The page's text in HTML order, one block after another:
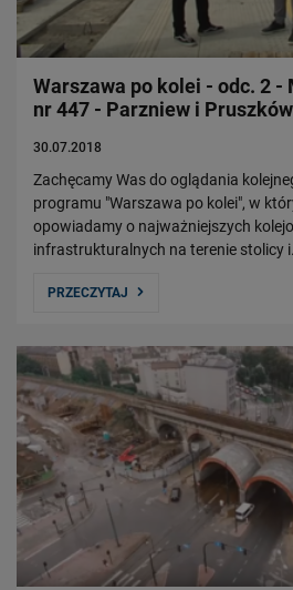
Warszawa po kolei - odc. 2
nr 447 - Parzniew i Pruszków
30.07.2018
Zachęcamy Was do oglądania
programu "Warszawa po kolei", w
opowiadamy o najważniejszych
infrastrukturalnych na terenie stolicy
PRZECZYTAJ